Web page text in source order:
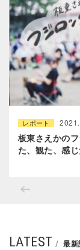
レポート
板東さえかの
た、観た、感
LATEST 最